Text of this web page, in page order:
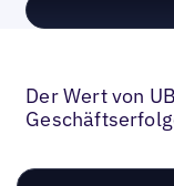
Der Wert von